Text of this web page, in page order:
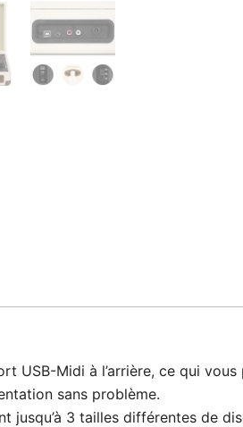
USB-Midi à l’arrière, ce qui
sans problème.
jusqu’à 3 tailles différentes de